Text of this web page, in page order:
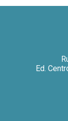
Ed.